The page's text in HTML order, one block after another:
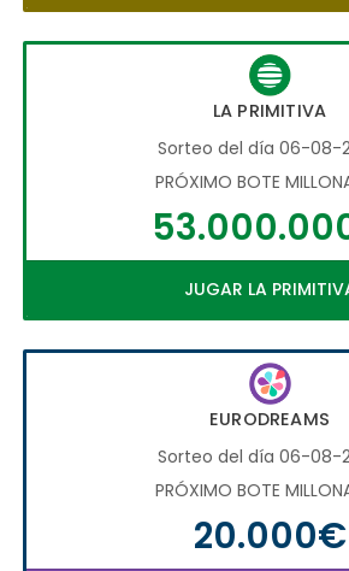
LA PRIMITIVA
Sorteo del día 06-08-
PRÓXIMO BOTE
JUGAR LA
EURODREAMS
Sorteo del día 06-08-
PRÓXIMO BOTE
20.000€